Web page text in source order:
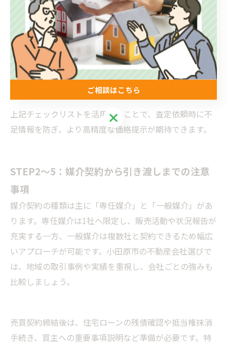
接道状況
南側公道 幅員6m 接面10m
設備状態
都市ガス・本下水・駐車場2台
近隣施設
駅まで徒歩15分、スーパー徒歩5分
リフォーム歴屋根塗装・外壁リフォーム
現況
居住中/空室/賃貸中
上記チェックリストを活用することで、査定依頼時に不
足情報を防ぎ、より高精度な価格提示が期待できます。
STEP2〜5：媒介契約から引き渡しまでの注意
事項
媒介契約の種類は主に「専任媒介」と「一般媒介」があ
ります。専任媒介は1社へ限定し、販売活動や状況報告が
充実する一方、一般媒介は複数社と契約できるため幅広
いアプローチが可能です。小田原市の不動産会社選びで
は、地域の取引事例や実績を重視し、会社ごとの強みも
比較しましょう。
売買契約締結後は、住宅ローンの残債確認や抵当権抹消
手続き、買主への重要事項説明など準備が必要です。特
ご相談はこちら
ご相談はこちら